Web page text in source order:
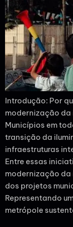
Introdução: Por
modernização
Municípios em
transição da
infraestruturas
Entre essas
modernização da
dos projetos
Representando
metrópole